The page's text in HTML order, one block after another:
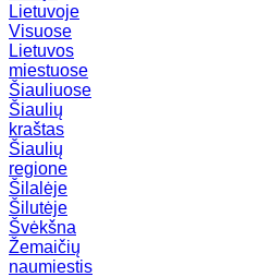
Lietuvoje
Visuose
Lietuvos
miestuose
Šiauliuose
Šiaulių
kraštas
Šiaulių
regione
Šilalėje
Šilutėje
Švėkšna
Žemaičių
naumiestis